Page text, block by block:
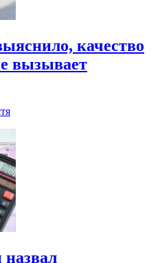
качество
вызывает